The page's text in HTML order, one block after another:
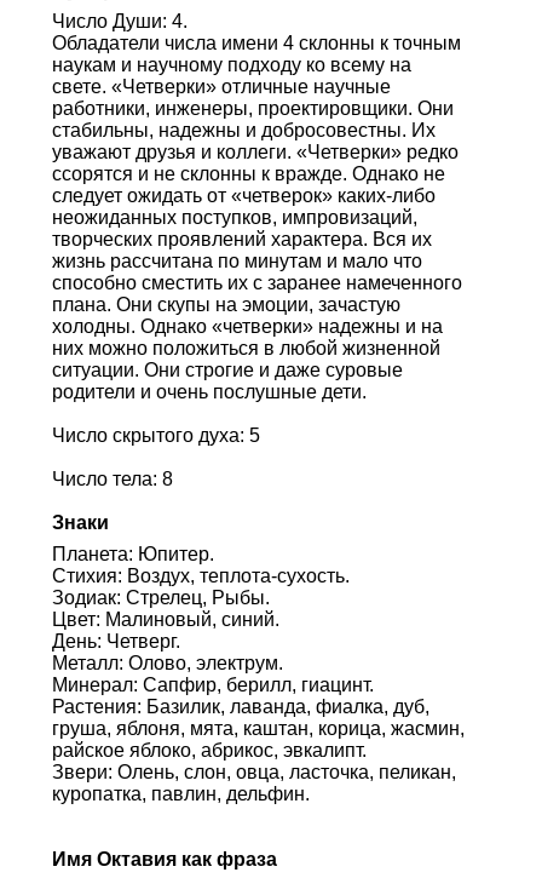
Число Души: 4.
Обладатели числа имени 4 склонны к точным
наукам и научному подходу ко всему на
свете. «Четверки» отличные научные
работники, инженеры, проектировщики. Они
стабильны, надежны и добросовестны. Их
уважают друзья и коллеги. «Четверки» редко
ссорятся и не склонны к вражде. Однако не
следует ожидать от «четверок» каких-либо
неожиданных поступков, импровизаций,
творческих проявлений характера. Вся их
жизнь рассчитана по минутам и мало что
способно сместить их с заранее намеченного
плана. Они скупы на эмоции, зачастую
холодны. Однако «четверки» надежны и на
них можно положиться в любой жизненной
ситуации. Они строгие и даже суровые
родители и очень послушные дети.
Число скрытого духа: 5
Число тела: 8
Знаки
Планета: Юпитер.
Стихия: Воздух, теплота-сухость.
Зодиак: Стрелец, Рыбы.
Цвет: Малиновый, синий.
День: Четверг.
Металл: Олово, электрум.
Минерал: Сапфир, берилл, гиацинт.
Растения: Базилик, лаванда, фиалка, дуб,
груша, яблоня, мята, каштан, корица, жасмин,
райское яблоко, абрикос, эвкалипт.
Звери: Олень, слон, овца, ласточка, пеликан,
куропатка, павлин, дельфин.
Имя Октавия как фраза